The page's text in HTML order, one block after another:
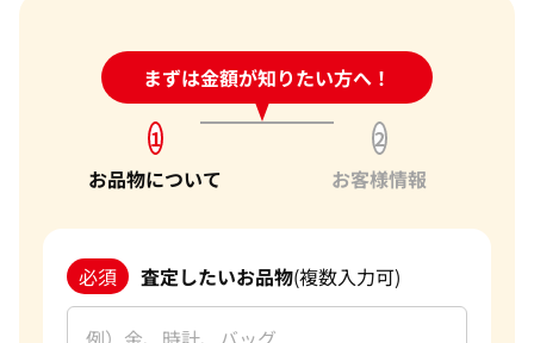
まずは金額が知りたい方へ！
24時間受付中!問い合わせフォーム
1
お品物について
2
お客様情報
必須 査定したいお品物(複数入力可)